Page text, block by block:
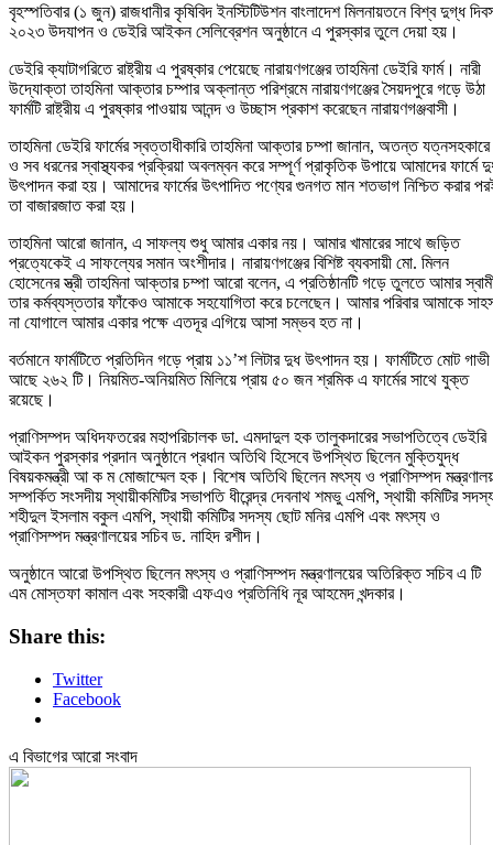
বৃহস্পতিবার (১ জুন) রাজধানীর কৃষিবিদ ইনস্টিটিউশন বাংলাদেশ মিলনায়তনে বিশ্ব দুগ্ধ
২০২৩ উদযাপন ও ডেইরি আইকন সেলিব্রেশন অনুষ্ঠানে এ পুরস্কার তুলে দেয়া হয়।
ডেইরি ক্যাটাগরিতে রাষ্ট্রীয় এ পুরষ্কার পেয়েছে নারায়ণগঞ্জের তাহমিনা ডেইরি ফার্ম। নারী
উদ্যোক্তা তাহমিনা আক্তার চম্পার অক্লান্ত পরিশ্রমে নারায়ণগঞ্জের সৈয়দপুরে গড়ে উঠা
ফার্মটি রাষ্ট্রীয় এ পুরষ্কার পাওয়ায় আনন্দ ও উচ্ছাস প্রকাশ করেছেন নারায়ণগঞ্জবাসী।
তাহমিনা ডেইরি ফার্মের স্বত্তাধীকারি তাহমিনা আক্তার চম্পা জানান, অতন্ত যত্নসহকারে
ও সব ধরনের স্বাস্থ্যকর প্রক্রিয়া অবলম্বন করে সম্পূর্ণ প্রাকৃতিক উপায়ে আমাদের ফার্মে
উৎপাদন করা হয়। আমাদের ফার্মের উৎপাদিত পণ্যের গুনগত মান শতভাগ নিশ্চিত করার
তা বাজারজাত করা হয়।
তাহমিনা আরো জানান, এ সাফল্য শুধু আমার একার নয়। আমার খামারের সাথে জড়িত
প্রত্যেকেই এ সাফল্যের সমান অংশীদার। নারায়ণগঞ্জের বিশিষ্ট ব্যবসায়ী মো. মিলন
হোসেনের স্ত্রী তাহমিনা আক্তার চম্পা আরো বলেন, এ প্রতিষ্ঠানটি গড়ে তুলতে আমার
তার কর্মব্যস্ততার ফাঁকেও আমাকে সহযোগিতা করে চলেছেন। আমার পরিবার আমাকে
না যোগালে আমার একার পক্ষে এতদূর এগিয়ে আসা সম্ভব হত না।
বর্তমানে ফার্মটিতে প্রতিদিন গড়ে প্রায় ১১’শ লিটার দুধ উৎপাদন হয়। ফার্মটিতে মোট গাভী
আছে ২৬২ টি। নিয়মিত-অনিয়মিত মিলিয়ে প্রায় ৫০ জন শ্রমিক এ ফার্মের সাথে যুক্ত
রয়েছে।
প্রাণিসম্পদ অধিদফতরের মহাপরিচালক ডা. এমদাদুল হক তালুকদারের সভাপতিত্বে ডেইরি
আইকন পুরস্কার প্রদান অনুষ্ঠানে প্রধান অতিথি হিসেবে উপস্থিত ছিলেন মুক্তিযুদ্ধ
বিষয়কমন্ত্রী আ ক ম মোজাম্মেল হক। বিশেষ অতিথি ছিলেন মৎস্য ও প্রাণিসম্পদ
সম্পর্কিত সংসদীয় স্থায়ীকমিটির সভাপতি ধীরেন্দ্র দেবনাথ শমভু এমপি, স্থায়ী কমিটির
শহীদুল ইসলাম বকুল এমপি, স্থায়ী কমিটির সদস্য ছোট মনির এমপি এবং মৎস্য ও
প্রাণিসম্পদ মন্ত্রণালয়ের সচিব ড. নাহিদ রশীদ।
অনুষ্ঠানে আরো উপস্থিত ছিলেন মৎস্য ও প্রাণিসম্পদ মন্ত্রণালয়ের অতিরিক্ত সচিব এ টি
এম মোস্তফা কামাল এবং সহকারী এফএও প্রতিনিধি নূর আহমেদ খন্দকার।
Share this:
Twitter
Facebook
এ বিভাগের আরো সংবাদ